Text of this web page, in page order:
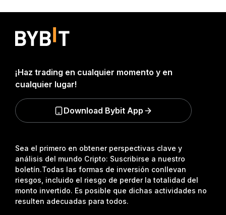
Sea el primero en obtener perspectivas clave y
análisis del mundo Cripto: Suscribirse a nuestro
boletín.Todas las formas de inversión conllevan
riesgos, incluido el riesgo de perder la totalidad del
monto invertido. Es posible que dichas actividades no
resulten adecuadas para todos.
¡Haz trading en cualquier momento y en
cualquier lugar!
Download Bybit App